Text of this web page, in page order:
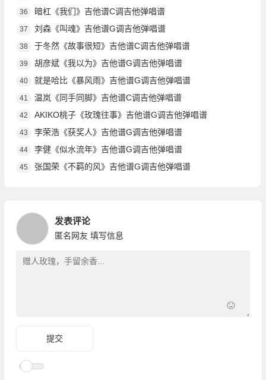
36 暗杠《我们》吉他谱C调吉他弹唱谱
37 刘森《叫魂》吉他谱G调吉他弹唱谱
38 于冬然《故事很短》吉他谱C调吉他弹唱谱
39 胡彦斌《我以为》吉他谱G调吉他弹唱谱
40 就是哈比《暴风雨》吉他谱G调吉他弹唱谱
41 温岚《同手同脚》吉他谱C调吉他弹唱谱
42 AKIKO桃子《玫瑰往事》吉他谱G调吉他弹唱谱
43 李荣浩《获奖人》吉他谱G调吉他弹唱谱
44 李健《似水流年》吉他谱G调吉他弹唱谱
45 张国荣《不羁的风》吉他谱G调吉他弹唱谱
发表评论
匿名网友 填写信息